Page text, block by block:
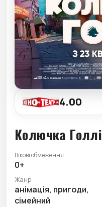
4.00
Колючка Голлі
Вікові обмеження
0+
Жанр
анімація, пригоди,
сімейний